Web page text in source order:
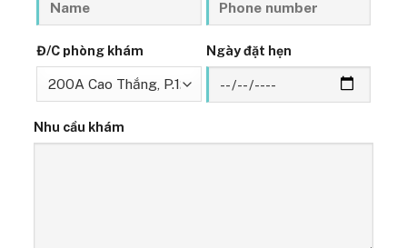
Đ/C phòng khám Ngày đặt hẹn
Nhu cầu khám